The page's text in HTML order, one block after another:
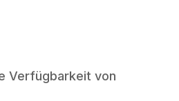
Verfügbarkeit von